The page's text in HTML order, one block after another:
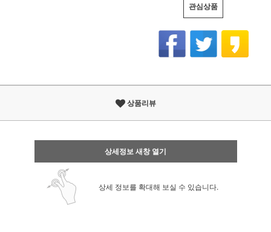
관심상품
상품리뷰
상세정보 새창 열기
상세 정보를 확대해 보실 수 있습니다.